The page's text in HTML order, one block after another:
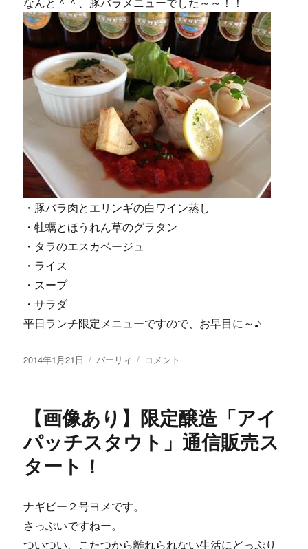
なんと＾＾、豚バラメニューでした～～！！
・豚バラ肉とエリンギの白ワイン蒸し
・牡蠣とほうれん草のグラタン
・タラのエスカベージュ
・ライス
・スープ
・サラダ
平日ランチ限定メニューですので、お早目に～♪
投
2014年1月21日
カ
ー
バーリィ
【画
牛
す
じ
コメント
【画像あり】限定醸造「アイ
パッチスタウト」通信販売ス
タート！
ナギビー２号ヨメです。
さっぶいですねー。
ついつい、こたつから離れられない生活にどっぷり